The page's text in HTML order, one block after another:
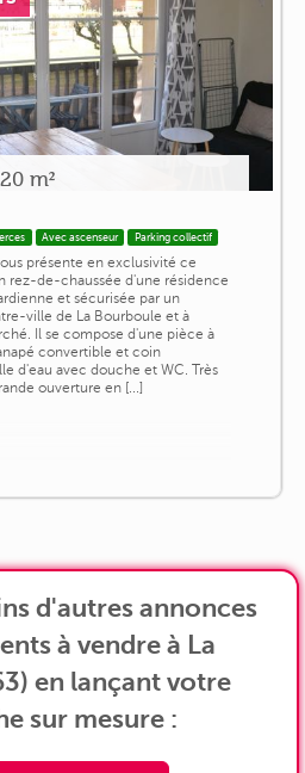
m²
Avec ascenseur Parking collectif
présente en exclusivité ce
rez-de-chaussée d'une résidence
et sécurisée par un
ville de La Bourboule et à
Il se compose d'une pièce à
convertible et coin
d'eau avec douche et WC. Très
ouverture en [...]
d'autres annonces
à vendre à La
en lançant votre
sur mesure :